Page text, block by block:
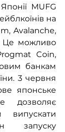
MUFG
на
Avalanche,
Це можливо
Coin,
банкам
3 червня
японське
дозволяє
випускати
запуску